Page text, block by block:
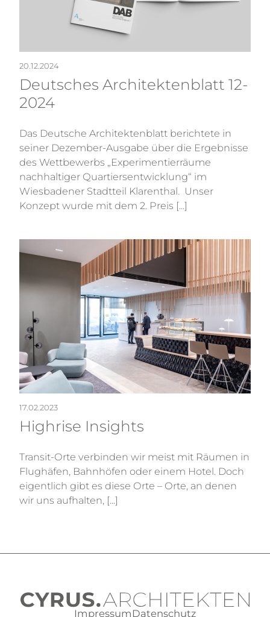
20.12.2024
Deutsches Architektenblatt 12-
2024
Das Deutsche Architektenblatt berichtete in
seiner Dezember-Ausgabe über die Ergebnisse
des Wettbewerbs „Experimentierräume
nachhaltiger Quartiersentwicklung“ im
Wiesbadener Stadtteil Klarenthal. Unser
Konzept wurde mit dem 2. Preis [...]
17.02.2023
Highrise Insights
Transit-Orte verbinden wir meist mit Räumen in
Flughäfen, Bahnhöfen oder einem Hotel. Doch
eigentlich gibt es diese Orte – Orte, an denen
wir uns aufhalten, [...]
Impressum Datenschutz